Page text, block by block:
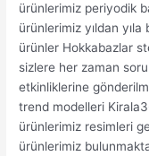
ürünlerimiz periyodik
ürünlerimiz yıldan
ürünler Hokkabazlar
sizlere her zaman
etkinliklerine
trend modelleri
ürünlerimiz resimleri
ürünlerimiz